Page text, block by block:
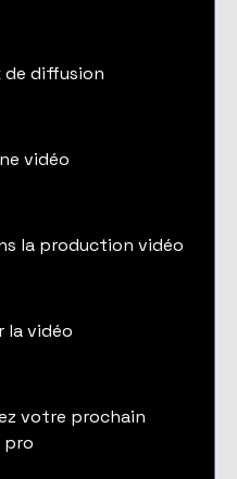
de diffusion
vidéo
la production vidéo
la vidéo
votre prochain
pro